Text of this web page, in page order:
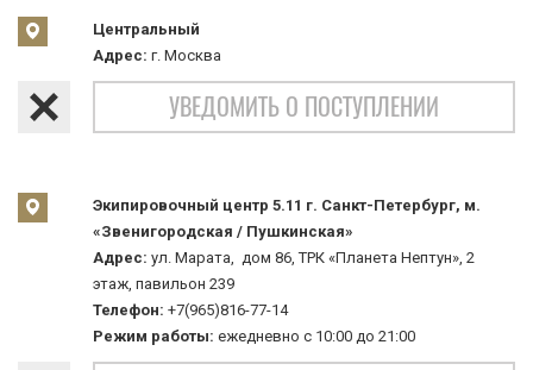
Центральный
Адрес: г. Москва
УВЕДОМИТЬ О ПОСТУПЛЕНИИ
Экипировочный центр 5.11 г. Санкт-Петербург, м.
«Звенигородская / Пушкинская»
Адрес: ул. Марата, дом 86, ТРК «Планета Нептун», 2
этаж, павильон 239
Телефон: +7(965)816-77-14
Режим работы: ежедневно с 10:00 до 21:00